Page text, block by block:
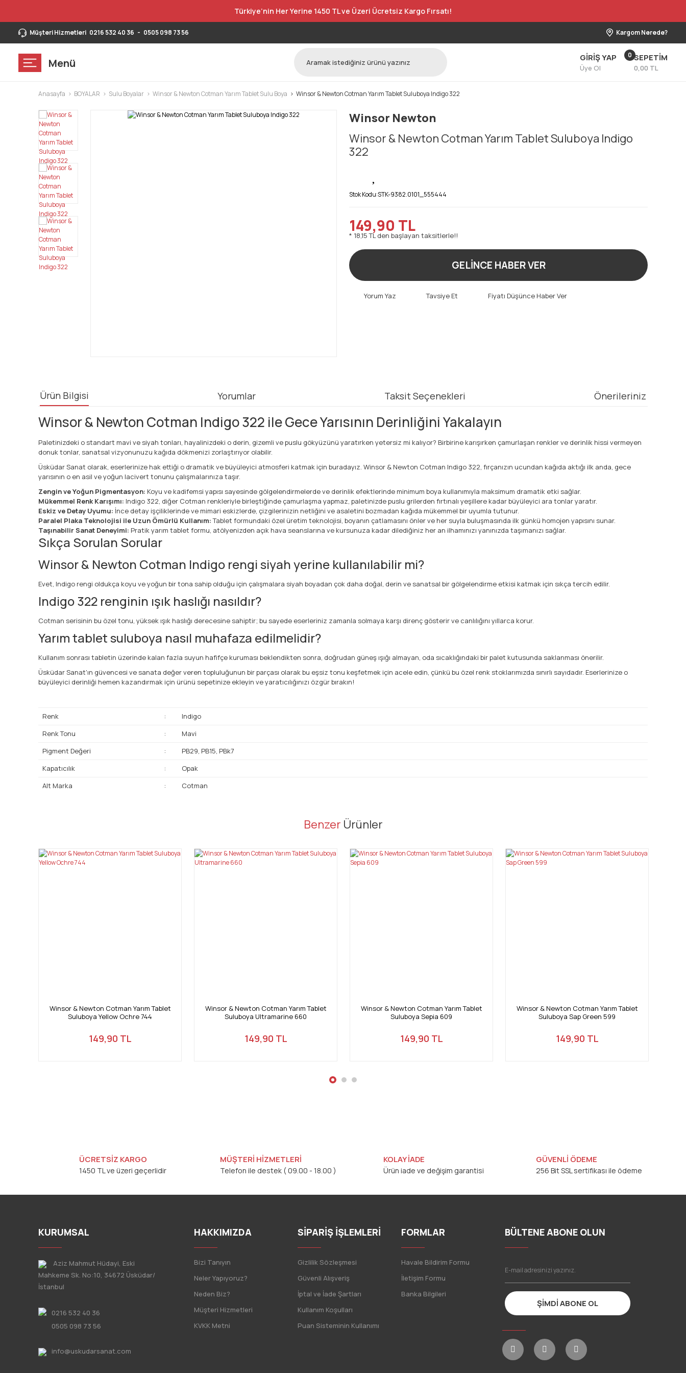
Türkiye’nin Her Yerine 1450 TL ve Üzeri Ücretsiz Kargo Fırsatı!
Müşteri Hizmetleri 0216 532 40 36 - 0505 098 73 56 Kargom Nerede?
Menü GİRİŞ YAP
Üye Ol
SEPETİM
0,00 TL
0
Anasayfa BOYALAR Sulu Boyalar Winsor & Newton Cotman Yarım Tablet Sulu Boya Winsor & Newton Cotman Yarım Tablet Suluboya Indigo 322
Winsor Newton
Winsor & Newton Cotman Yarım Tablet Suluboya Indigo
322
Stok Kodu:STK-9382.0101_555444
149,90 TL
* 18,15 TL den başlayan taksitlerle!!
GELİNCE HABER VER
Yorum Yaz Tavsiye Et Fiyatı Düşünce Haber Ver
Ürün Bilgisi Yorumlar Taksit Seçenekleri Önerileriniz
Winsor & Newton Cotman Indigo 322 ile Gece Yarısının Derinliğini Yakalayın
Paletinizdeki o standart mavi ve siyah tonları, hayalinizdeki o derin, gizemli ve puslu gökyüzünü yaratırken yetersiz mi kalıyor? Birbirine karışırken çamurlaşan renkler ve derinlik hissi vermeyen
donuk tonlar, sanatsal vizyonunuzu kağıda dökmenizi zorlaştırıyor olabilir.
Üsküdar Sanat olarak, eserlerinize hak ettiği o dramatik ve büyüleyici atmosferi katmak için buradayız. Winsor & Newton Cotman Indigo 322, fırçanızın ucundan kağıda aktığı ilk anda, gece
yarısının o en asil ve yoğun lacivert tonunu çalışmalarınıza taşır.
Zengin ve Yoğun Pigmentasyon: Koyu ve kadifemsi yapısı sayesinde gölgelendirmelerde ve derinlik efektlerinde minimum boya kullanımıyla maksimum dramatik etki sağlar.
Mükemmel Renk Karışımı: Indigo 322, diğer Cotman renkleriyle birleştiğinde çamurlaşma yapmaz, paletinizde puslu grilerden fırtınalı yeşillere kadar büyüleyici ara tonlar yaratır.
Eskiz ve Detay Uyumu: İnce detay işçiliklerinde ve mimari eskizlerde, çizgilerinizin netliğini ve asaletini bozmadan kağıda mükemmel bir uyumla tutunur.
Paralel Plaka Teknolojisi ile Uzun Ömürlü Kullanım:Tablet formundaki özel üretim teknolojisi, boyanın çatlamasını önler ve her suyla buluşmasında ilk günkü homojen yapısını sunar.
Taşınabilir Sanat Deneyimi: Pratik yarım tablet formu, atölyenizden açık hava seanslarına ve kursunuza kadar dilediğiniz her an ilhamınızı yanınızda taşımanızı sağlar.
Sıkça Sorulan Sorular
Winsor & Newton Cotman Indigo rengi siyah yerine kullanılabilir mi?
Evet, Indigo rengi oldukça koyu ve yoğun bir tona sahip olduğu için çalışmalara siyah boyadan çok daha doğal, derin ve sanatsal bir gölgelendirme etkisi katmak için sıkça tercih edilir.
Indigo 322 renginin ışık haslığı nasıldır?
Cotman serisinin bu özel tonu, yüksek ışık haslığı derecesine sahiptir; bu sayede eserleriniz zamanla solmaya karşı direnç gösterir ve canlılığını yıllarca korur.
Yarım tablet suluboya nasıl muhafaza edilmelidir?
Kullanım sonrası tabletin üzerinde kalan fazla suyun hafifçe kuruması beklendikten sonra, doğrudan güneş ışığı almayan, oda sıcaklığındaki bir palet kutusunda saklanması önerilir.
Üsküdar Sanat'ın güvencesi ve sanata değer veren topluluğunun bir parçası olarak bu eşsiz tonu keşfetmek için acele edin, çünkü bu özel renk stoklarımızda sınırlı sayıdadır. Eserlerinize o
büyüleyici derinliği hemen kazandırmak için ürünü sepetinize ekleyin ve yaratıcılığınızı özgür bırakın!
Renk :
Indigo
Renk Tonu
:
Mavi
Pigment Değeri
:
PB29, PB15, PBk7
Kapatıcılık
:
Opak
Alt Marka
: Cotman
Yorum Yaz
Bu ürünün fiyat bilgisi, resim, ürün açıklamalarında ve diğer konularda yetersiz gördüğünüz noktaları öneri formunu kullanarak tarafımıza iletebilirsiniz.
Ürün resmi kalitesiz, bozuk veya görüntülenemiyor.
Benzer Ürünler
Winsor & Newton Cotman Yarım Tablet
Suluboya Yellow Ochre 744
149,90 TL
Winsor & Newton Cotman Yarım Tablet
Suluboya Ultramarine 660
149,90 TL
Winsor & Newton Cotman Yarım Tablet
Suluboya Sepia 609
149,90 TL
Winsor & Newton Cotman Yarım Tablet
Suluboya Sap Green 599
149,90 TL
ÜCRETSİZ KARGO
1450 TL ve üzeri geçerlidir
MÜŞTERİ HİZMETLERİ
Telefon ile destek ( 09.00 - 18.00 )
KOLAY İADE
Ürün iade ve değişim garantisi
GÜVENLİ ÖDEME
256 Bit SSL sertifikası ile ödeme
KURUMSAL
Aziz Mahmut Hüdayi, Eski
Mahkeme Sk. No:10, 34672 Üsküdar/
İstanbul
0216 532 40 36
0505 098 73 56
info@uskudarsanat.com
HAKKIMIZDA
Bizi Tanıyın
Neler Yapıyoruz?
Neden Biz?
Müşteri Hizmetleri
KVKK Metni
SİPARİŞ İŞLEMLERİ
Gizlilik Sözleşmesi
Güvenli Alışveriş
İptal ve İade Şartları
Kullanım Koşulları
Puan Sisteminin Kullanımı
FORMLAR
Havale Bildirim Formu
İletişim Formu
Banka Bilgileri
BÜLTENE ABONE OLUN
ŞİMDİ ABONE OL